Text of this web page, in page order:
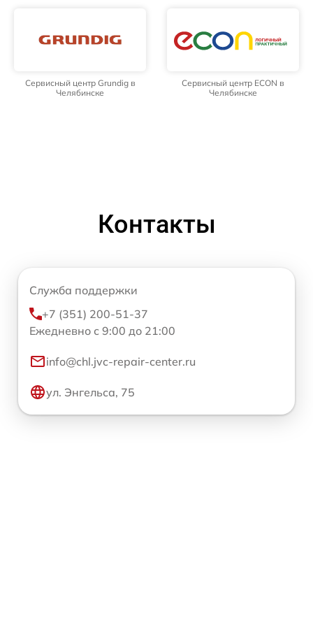
Сервисный центр Grundig в
Челябинске
Сервисный центр ECON в
Челябинске
Контакты
Служба поддержки
+7 (351) 200-51-37
Ежедневно с 9:00 до 21:00
info@chl.jvc-repair-center.ru
ул. Энгельса, 75